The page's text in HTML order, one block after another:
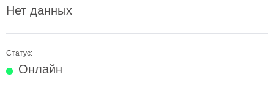
Нет данных
Статус:
Онлайн